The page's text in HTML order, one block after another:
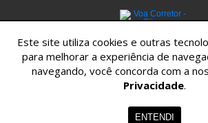
Este site utiliza cookies e outras
para melhorar a experiência de
navegando, você concorda com a
Privacidade.
ENTENDI